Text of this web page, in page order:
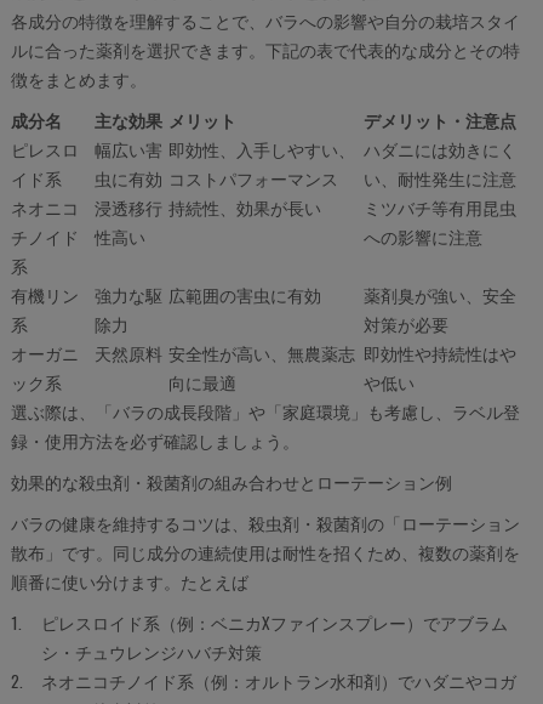
各成分の特徴を理解することで、バラへの影響や自分の栽培スタイ
ルに合った薬剤を選択できます。下記の表で代表的な成分とその特
徴をまとめます。
成分名
主な効果 メリット
デメリット・注意点
ピレスロ
イド系
幅広い害
虫に有効
即効性、入手しやすい、
コストパフォーマンス
ハダニには効きにく
い、耐性発生に注意
ネオニコ
チノイド
系
浸透移行
性高い
持続性、効果が長い
ミツバチ等有用昆虫
への影響に注意
有機リン
系
強力な駆
除力
広範囲の害虫に有効
薬剤臭が強い、安全
対策が必要
オーガニ
ック系
天然原料 安全性が高い、無農薬志
向に最適
即効性や持続性はや
や低い
選ぶ際は、「バラの成長段階」や「家庭環境」も考慮し、ラベル登
録・使用方法を必ず確認しましょう。
効果的な殺虫剤・殺菌剤の組み合わせとローテーション例
バラの健康を維持するコツは、殺虫剤・殺菌剤の「ローテーション
散布」です。同じ成分の連続使用は耐性を招くため、複数の薬剤を
順番に使い分けます。たとえば
ピレスロイド系（例：ベニカXファインスプレー）でアブラム
シ・チュウレンジハバチ対策
ネオニコチノイド系（例：オルトラン水和剤）でハダニやコガ